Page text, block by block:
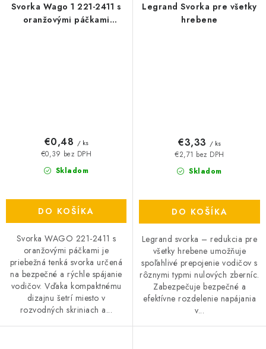
Svorka Wago 1 221-2411 s
oranžovými páčkami
Skladom
€0,39 bez DPH
€0,48 / ks
DO KOŠÍKA
Svorka WAGO 221-2411 s
oranžovými páčkami je
priebežná tenká svorka určená
na bezpečné a rýchle spájanie
vodičov. Vďaka kompaktnému
dizajnu šetrí miesto v
rozvodných skriniach a...
Legrand Svorka pre všetky
hrebene
Skladom
€2,71 bez DPH
€3,33 / ks
DO KOŠÍKA
Legrand svorka – redukcia pre
všetky hrebene umožňuje
spoľahlivé prepojenie vodičov s
rôznymi typmi nulových zberníc.
Zabezpečuje bezpečné a
efektívne rozdelenie napájania
v...